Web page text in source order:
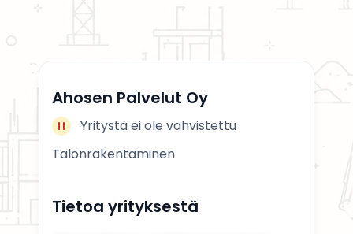
Ahosen Palvelut Oy
Yritystä ei ole vahvistettu
Talonrakentaminen
Tietoa yrityksestä